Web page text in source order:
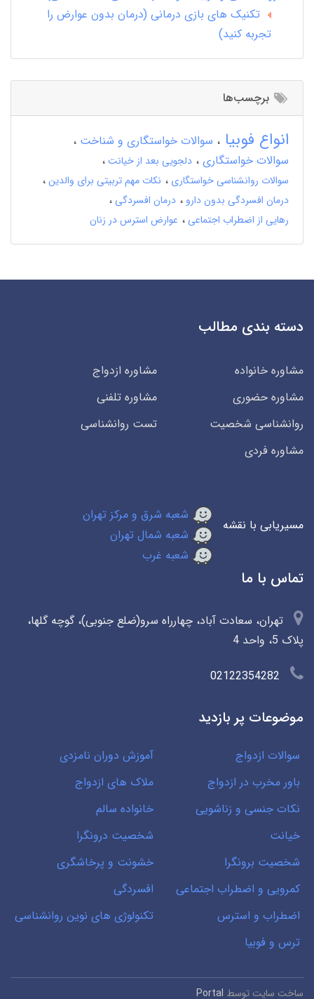
تکنیک های بازی درمانی (درمان بدون عوارض را
تجربه کنید)
برچسب‌ها
انواع فوبیا
سوالات خواستگاری و شناخت
سوالات خواستگاری
دلجویی بعد از خیانت
سوالات روانشناسی خواستگاری
نکات مهم تربیتی برای والدین
درمان افسردگی بدون دارو
درمان افسردگی
رهایی از اضطراب اجتماعی
عوارض استرس در زنان
دسته بندی مطالب
مشاوره خانواده
مشاوره ازدواج
مشاوره حضوری
مشاوره تلفنی
روانشناسی شخصیت
تست روانشناسی
مشاوره فردی
مسیریابی با نقشه
شعبه شرق و مرکز تهران
شعبه شمال تهران
شعبه غرب
تماس با ما
تهران، سعادت آباد، چهارراه سرو(ضلع جنوبی)، گوچه گلها،
پلاک 5، واحد 4
02122354282
موضوعات پر بازدید
سوالات ازدواج
آموزش دوران نامزدی
باور مخرب در ازدواج
ملاک های ازدواج
نکات جنسی و زناشویی
خانواده سالم
خیانت
شخصیت درونگرا
شخصیت برونگرا
خشونت و پرخاشگری
کمرویی و اضطراب اجتماعی
افسردگی
اضطراب و استرس
تکنولوژی های نوین روانشناسی
ترس و فوبیا
ساخت سایت توسط Portal